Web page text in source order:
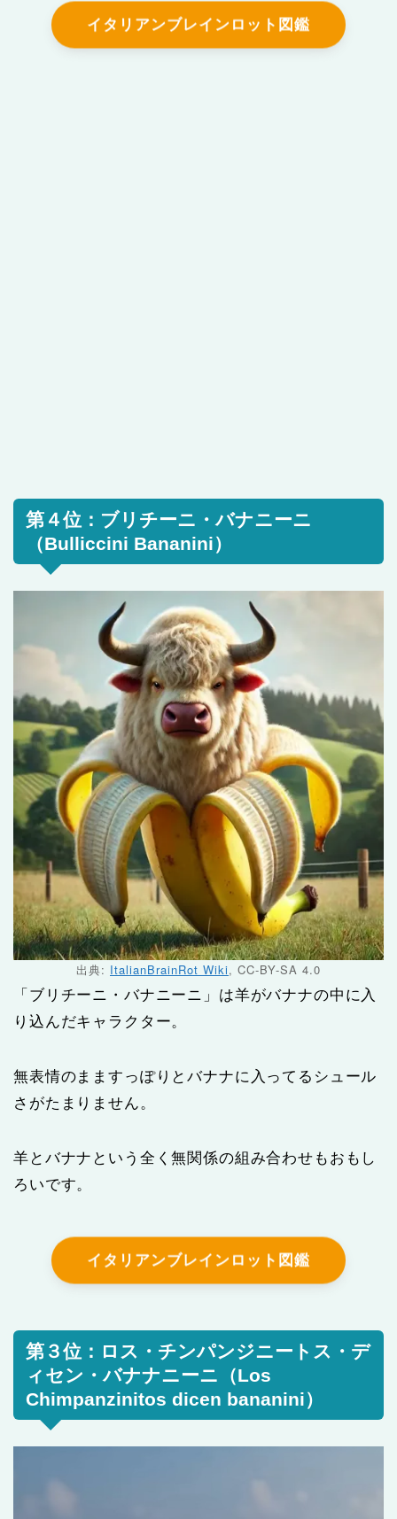
イタリアンブレインロット図鑑
第４位：ブリチーニ・バナニーニ
（Bulliccini Bananini）
出典: ItalianBrainRot Wiki, CC-BY-SA 4.0
「ブリチーニ・バナニーニ」は羊がバナナの中に入
り込んだキャラクター。
無表情のまますっぽりとバナナに入ってるシュール
さがたまりません。
羊とバナナという全く無関係の組み合わせもおもし
ろいです。
イタリアンブレインロット図鑑
第３位：ロス・チンパンジニートス・デ
ィセン・バナナニーニ（Los
Chimpanzinitos dicen bananini）